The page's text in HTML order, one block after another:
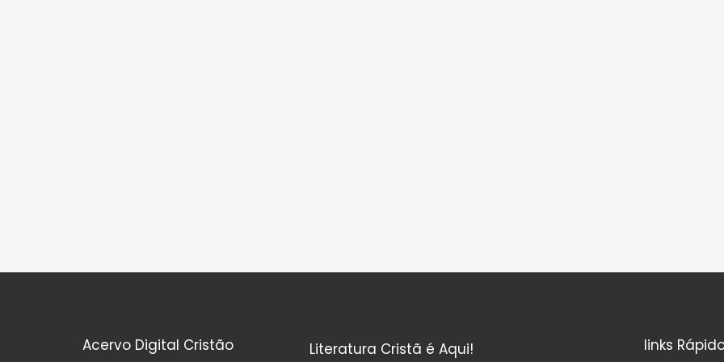
Acervo Digital Cristão
Literatura Cristã é Aqui!
links